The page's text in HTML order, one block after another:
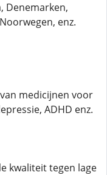
Denemarken,
enz.
medicijnen voor
ADHD enz.
kwaliteit tegen lage